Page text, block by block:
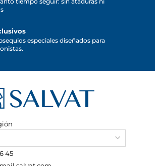
especiales diseñados para
45